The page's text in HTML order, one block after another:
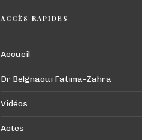
ACCÈS RAPIDES
Accueil
Dr Belgnaoui Fatima-Zahra
Vidéos
Actes